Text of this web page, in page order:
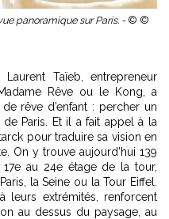
panoramique sur Paris. -© ©
Taïeb, entrepreneur
Rêve ou le Kong, a
rêve d’enfant : percher un
Paris. Et il a fait appel à la
pour traduire sa vision en
On y trouve aujourd’hui 139
au 24e étage de la tour,
la Seine ou la Tour Eiffel.
leurs extrémités, renforcent
au dessus du paysage, au